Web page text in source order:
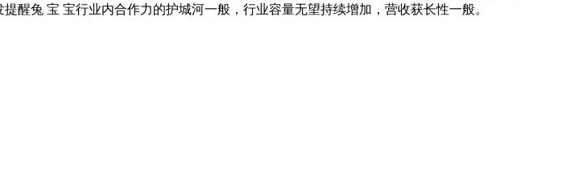
醒兔 宝 宝行业内合作力的护城河一般，行业容量无望持续增加，营收获长性一般。